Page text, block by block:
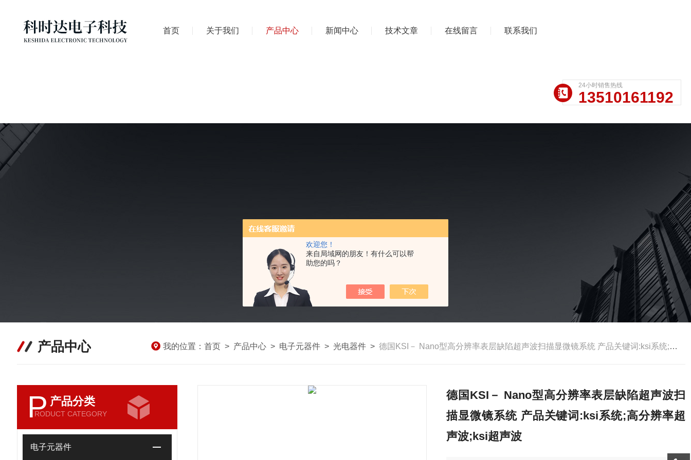
欢迎您！
来自局域网的朋友！有什么可以帮
助您的吗？
首页 关于我们 产品中心 新闻中心 技术文章 在线留言 联系我们
24小时销售热线
13510161192
产品中心 我的位置： 首页 > 产品中心 > 电子元器件 > 光电器件 > 德国KSI－ Nano型高分辨率表层缺陷超声波扫描显微镜系统 产品关键词:ksi系统;高分辨率超声波;ksi超声波
P 产品分类
RODUCT CATEGORY
电子元器件
德国KSI－ Nano型高分辨率表层缺陷超声波扫
描显微镜系统 产品关键词:ksi系统;高分辨率超
声波;ksi超声波